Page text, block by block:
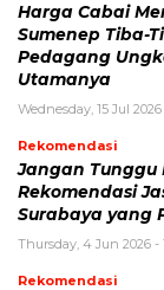
Harga Cabai
Sumenep Tiba-
Pedagang
Utamanya
Wednesday, 15 Jul 2026
Rekomendasi
Jangan Tunggu
Rekomendasi
Surabaya yang
Thursday, 4 Jun 2026 -
Rekomendasi